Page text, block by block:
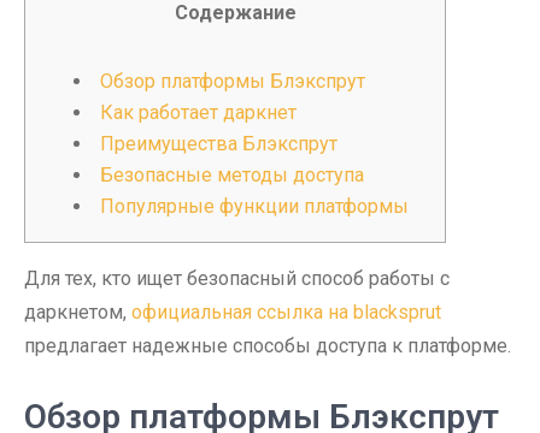
Содержание
Обзор платформы Блэкспрут
Как работает даркнет
Преимущества Блэкспрут
Безопасные методы доступа
Популярные функции платформы
Для тех, кто ищет безопасный способ работы с
даркнетом, официальная ссылка на blacksprut
предлагает надежные способы доступа к платформе.
Обзор платформы Блэкспрут